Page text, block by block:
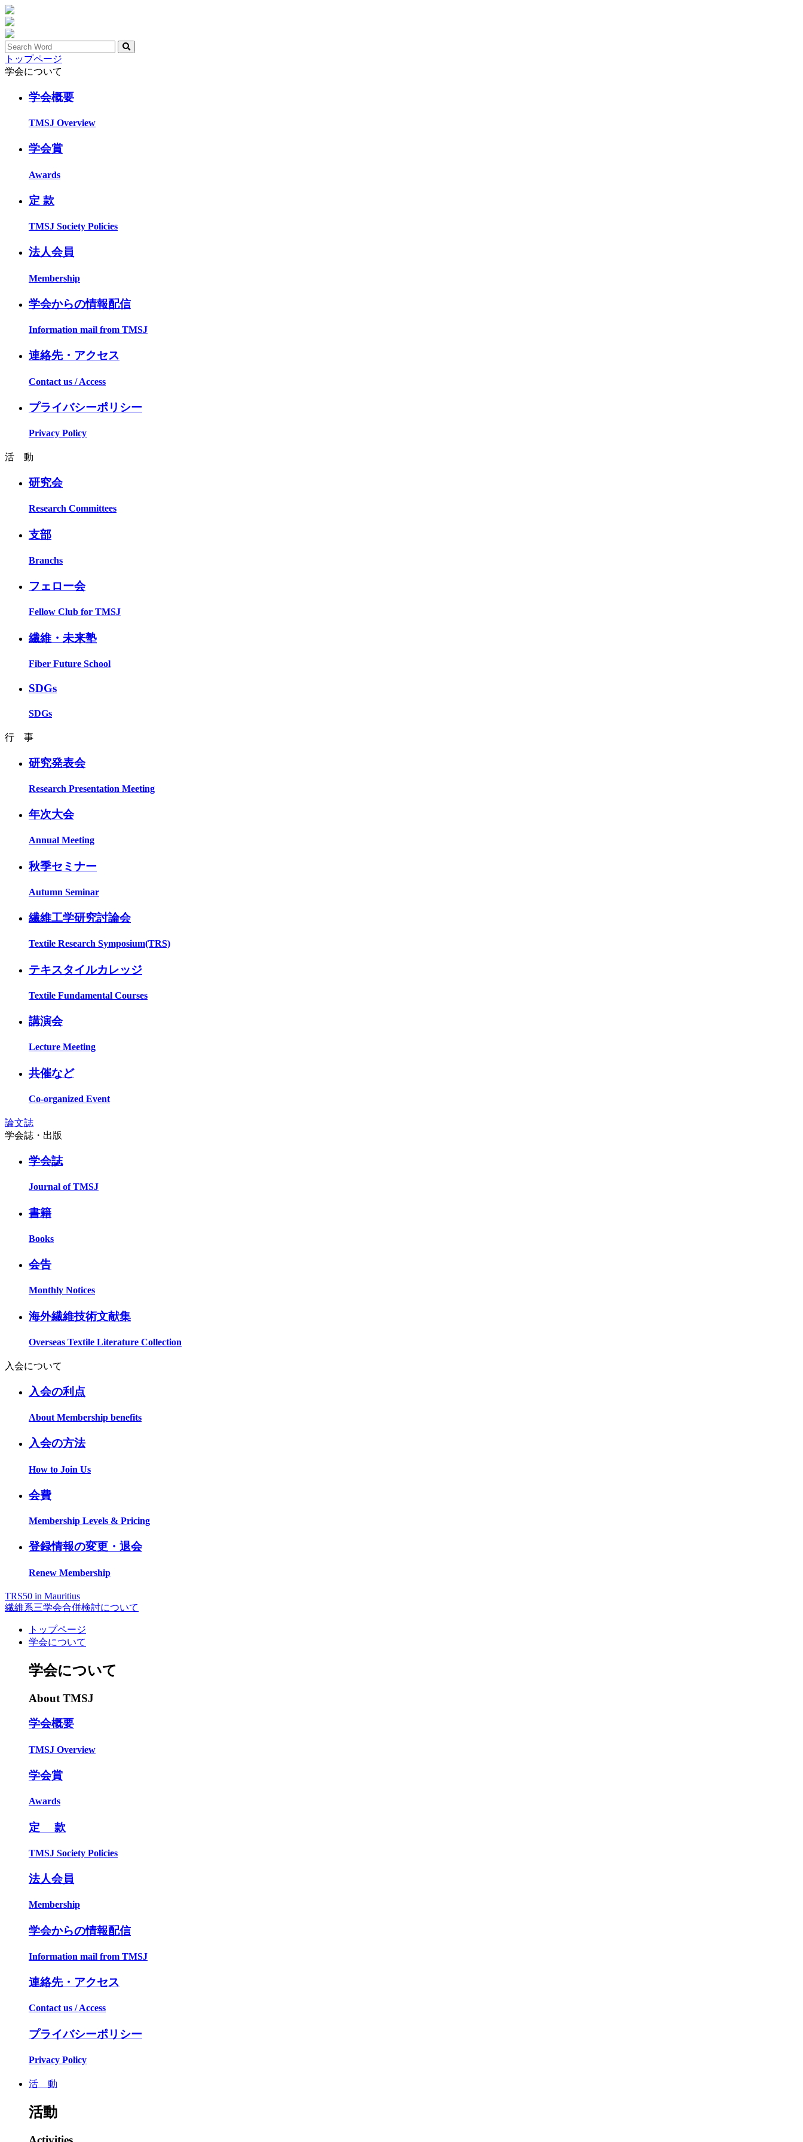
トップページ
学会について
学会概要
TMSJ Overview
学会賞
Awards
定 款
TMSJ Society Policies
法人会員
Membership
学会からの情報配信
Information mail from TMSJ
連絡先・アクセス
Contact us / Access
プライバシーポリシー
Privacy Policy
活 動
研究会
Research Committees
支部
Branchs
フェロー会
Fellow Club for TMSJ
繊維・未来塾
Fiber Future School
SDGs
SDGs
行 事
研究発表会
Research Presentation Meeting
年次大会
Annual Meeting
秋季セミナー
Autumn Seminar
繊維工学研究討論会
Textile Research Symposium(TRS)
テキスタイルカレッジ
Textile Fundamental Courses
講演会
Lecture Meeting
共催など
Co-organized Event
論文誌
学会誌・出版
学会誌
Journal of TMSJ
書籍
Books
会告
Monthly Notices
海外繊維技術文献集
Overseas Textile Literature Collection
入会について
入会の利点
About Membership benefits
入会の方法
How to Join Us
会費
Membership Levels & Pricing
登録情報の変更・退会
Renew Membership
TRS50 in Mauritius
繊維系三学会合併検討について
トップページ
学会について
学会について
About TMSJ
学会概要
TMSJ Overview
学会賞
Awards
定 款
TMSJ Society Policies
法人会員
Membership
学会からの情報配信
Information mail from TMSJ
連絡先・アクセス
Contact us / Access
プライバシーポリシー
Privacy Policy
活 動
活動